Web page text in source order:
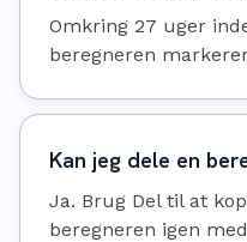
Omkring 27 uger
beregneren
Kan jeg dele en
Ja. Brug Del til at
beregneren igen